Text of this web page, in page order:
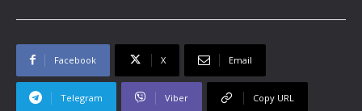
Facebook X Email
Telegram Viber Copy URL